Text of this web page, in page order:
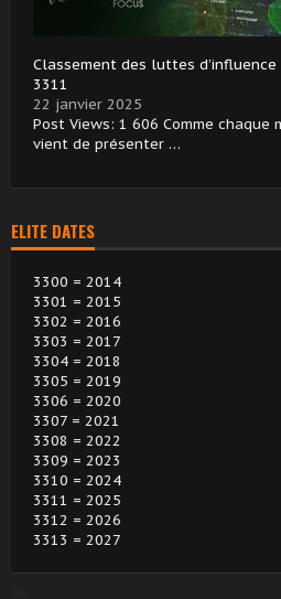
Classement des luttes
3311
22 janvier 2025
Post Views: 1 606 Comme chaque
vient de présenter …
ELITE DATES
3300 = 2014
3301 = 2015
3302 = 2016
3303 = 2017
3304 = 2018
3305 = 2019
3306 = 2020
3307 = 2021
3308 = 2022
3309 = 2023
3310 = 2024
3311 = 2025
3312 = 2026
3313 = 2027